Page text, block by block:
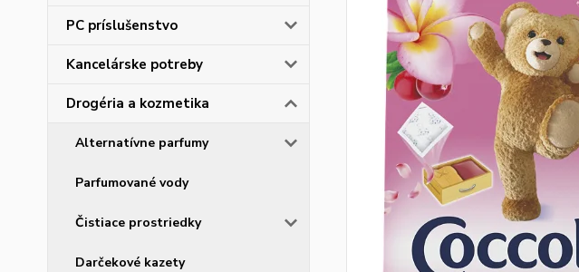
PC príslušenstvo
Kancelárske potreby
Drogéria a kozmetika
Alternatívne parfumy
Parfumované vody
Čistiace prostriedky
Darčekové kazety